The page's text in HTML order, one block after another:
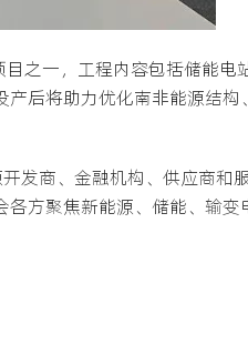
之一，工程内容包括储能电
后将助力优化南非能源结构
发商、金融机构、供应商和服
方聚焦新能源、储能、输变